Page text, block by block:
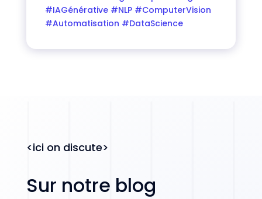
#IAGénérative #NLP #ComputerVision
#Automatisation #DataScience
<ici on discute>
Sur notre blog